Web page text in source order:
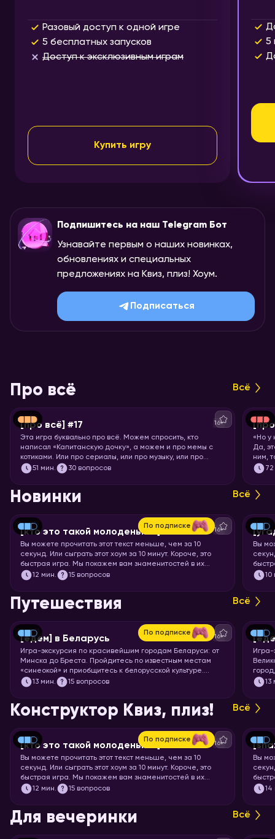
Разовый доступ к одной игре
5 бесплатных запусков
Доступ к эксклюзивным играм
Купить игру
5
Подпишитесь на наш Telegram Бот
Узнавайте первым о наших новинках,
обновлениях и специальных
предложениях на Квиз, плиз! Хоум.
Подписаться
Про всё Всё
[про всё] #17 16+
Эта игра буквально про всё. Можем спросить, кто
написал «Капитанскую дочку», а можем и про мемы с
котиками. Или про сериалы, или про музыку, или про
технологии. Короче, никаких специфических знаний не
кругозор. Погнали играть!
51 мин. 30 вопросов
[про
«Но у
Да,
ним,
72
Новинки Всё
По подписке
[кто это такой молоденький] #5 16+
Вы можете прочитать этот текст меньше, чем за 10
секунд. Или сыграть этот хоум за 10 минут. Короче, это
быстрая игра. Мы покажем вам знаменитостей в их
раннем возрасте, а ваша задача – узнать их.
12 мин. 15 вопросов
Вы
10
Путешествия Всё
По подписке
[едем] в Беларусь 16+
Игра-экскурсия по красивейшим городам Беларуси: от
Минска до Бреста. Пройдитесь по известным местам
«синеокой» и приобщитесь к белорусской культуре.
Скорее запускайте хоум!
13 мин. 15 вопросов
Игра-
13
Конструктор Квиз, плиз! Всё
По подписке
[кто это такой молоденький] #5 16+
Вы можете прочитать этот текст меньше, чем за 10
секунд. Или сыграть этот хоум за 10 минут. Короче, это
быстрая игра. Мы покажем вам знаменитостей в их
раннем возрасте, а ваша задача – узнать их.
12 мин. 15 вопросов
Вы
14
Для вечеринки Всё